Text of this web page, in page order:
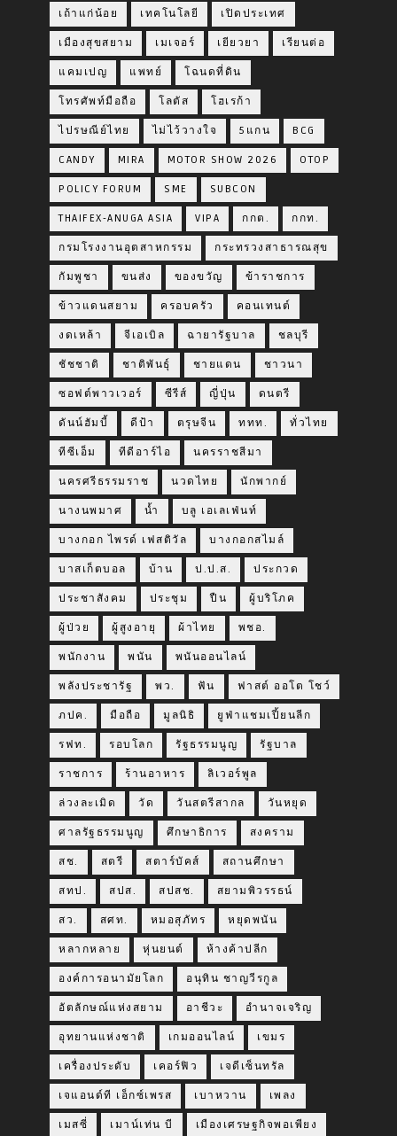
เถ้าแก่น้อย เทคโนโลยี เปิดประเทศ
เมืองสุขสยาม เมเจอร์ เยียวยา เรียนต่อ
แคมเปญ แพทย์ โฉนดที่ดิน
โทรศัพท์มือถือ โลตัส โฮเรก้า
ไปรษณีย์ไทย ไม่ไว้วางใจ 5แกน BCG
CANDY MIRA MOTOR SHOW 2026 OTOP
POLICY FORUM SME SUBCON
THAIFEX-ANUGA ASIA VIPA กกต. กกท.
กรมโรงงานอุตสาหกรรม กระทรวงสาธารณสุข
กัมพูชา ขนส่ง ของขวัญ ข้าราชการ
ข้าวแดนสยาม ครอบครัว คอนเทนต์
งดเหล้า จีเอเบิล ฉายารัฐบาล ชลบุรี
ชัชชาติ ชาติพันธุ์ ชายแดน ชาวนา
ซอฟต์พาวเวอร์ ซีรีส์ ญี่ปุ่น ดนตรี
ดันน์ฮัมบี้ ดีป้า ตรุษจีน ททท. ทั่วไทย
ทีซีเอ็ม ทีดีอาร์ไอ นครราชสีมา
นครศรีธรรมราช นวดไทย นักพากย์
นางนพมาศ น้ำ บลู เอเลเฟ่นท์
บางกอก ไพรด์ เฟสติวัล บางกอกสไมล์
บาสเก็ตบอล บ้าน ป.ป.ส. ประกวด
ประชาสังคม ประชุม ปืน ผู้บริโภค
ผู้ป่วย ผู้สูงอายุ ผ้าไทย พชอ.
พนักงาน พนัน พนันออนไลน์
พลังประชารัฐ พว. ฟัน ฟาสต์ ออโต โชว์
ภปค. มือถือ มูลนิธิ ยูฟ่าแชมเปี้ยนลีก
รฟท. รอบโลก รัฐธรรมนูญ รัฐบาล
ราชการ ร้านอาหาร ลิเวอร์พูล
ล่วงละเมิด วัด วันสตรีสากล วันหยุด
ศาลรัฐธรรมนูญ ศึกษาธิการ สงคราม
สช. สตรี สตาร์บัคส์ สถานศึกษา
สทป. สปส. สปสช. สยามพิวรรธน์
สว. สศท. หมอสุภัทร หยุดพนัน
หลากหลาย หุ่นยนต์ ห้างค้าปลีก
องค์การอนามัยโลก อนุทิน ชาญวีรกูล
อัตลักษณ์แห่งสยาม อาชีวะ อำนาจเจริญ
อุทยานแห่งชาติ เกมออนไลน์ เขมร
เครื่องประดับ เคอร์ฟิว เจดีเซ็นทรัล
เจแอนด์ที เอ็กซ์เพรส เบาหวาน เพลง
เมสซี่ เมาน์เท่น บี เมืองเศรษฐกิจพอเพียง